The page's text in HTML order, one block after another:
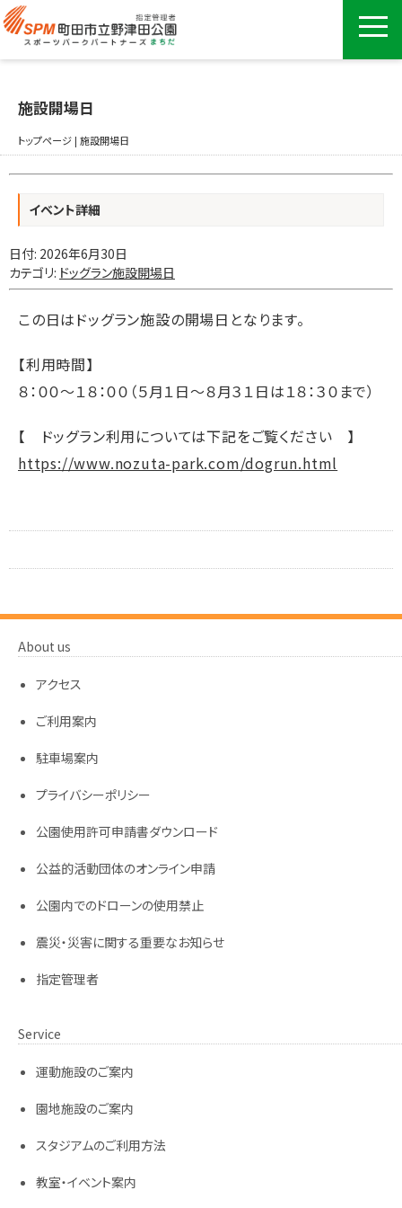
施設開場日
トップページ | 施設開場日
イベント詳細
日付: 2026年6月30日
カテゴリ: ドッグラン施設開場日
この日はドッグラン施設の開場日となります。
【利用時間】
８：００〜１８：００（５月１日〜８月３１日は１８：３０まで）
【 ドッグラン利用については下記をご覧ください 】
https://www.nozuta-park.com/dogrun.html
About us
アクセス
ご利用案内
駐車場案内
プライバシーポリシー
公園使用許可申請書ダウンロード
公益的活動団体のオンライン申請
公園内でのドローンの使用禁止
震災・災害に関する重要なお知らせ
指定管理者
Service
運動施設のご案内
園地施設のご案内
スタジアムのご利用方法
教室・イベント案内